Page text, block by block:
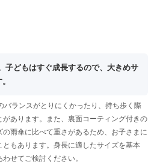
子どもはすぐ成長するので、大きめサ
バランスがとりにくかったり、持ち歩く際
あります。また、裏面コーティング付きの
雨傘に比べて重さがあるため、お子さまに
もあります。身長に適したサイズを基本
せてご検討ください。